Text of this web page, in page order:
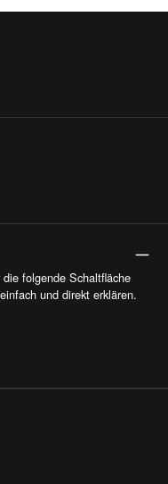
folgende Schaltfläche
und direkt erklären.